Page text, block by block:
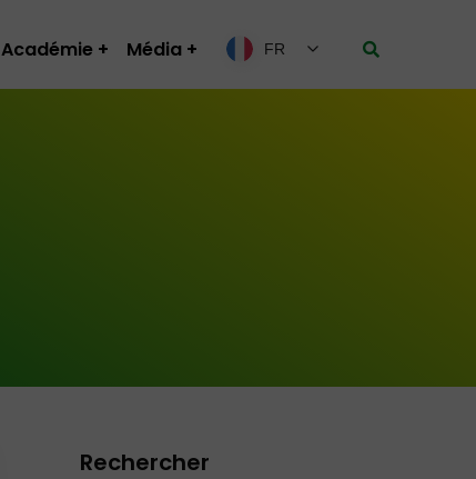
Académie Média FR
Rechercher